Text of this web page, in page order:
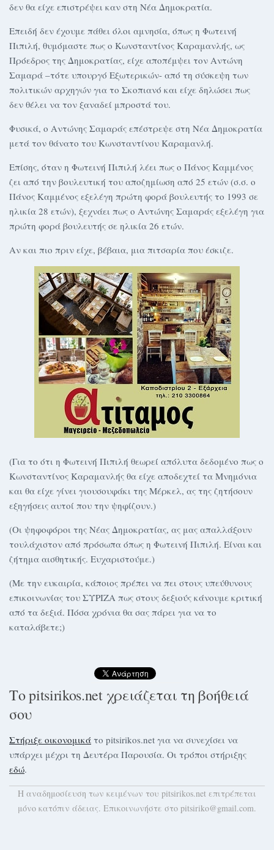
δεν θα είχε επιστρέψει καν στη Νέα Δημοκρατία.
Επειδή δεν έχουμε πάθει όλοι αμνησία, όπως η Φωτεινή
Πιπιλή, θυμόμαστε πως ο Κωνσταντίνος Καραμανλής, ως
Πρόεδρος της Δημοκρατίας, είχε αποπέμψει τον Αντώνη
Σαμαρά –τότε υπουργό Εξωτερικών- από τη σύσκεψη των
πολιτικών αρχηγών για το Σκοπιανό και είχε δηλώσει πως
δεν θέλει να τον ξαναδεί μπροστά του.
Φυσικά, ο Αντώνης Σαμαράς επέστρεψε στη Νέα Δημοκρατία
μετά τον θάνατο του Κωνσταντίνου Καραμανλή.
Επίσης, όταν η Φωτεινή Πιπιλή λέει πως ο Πάνος Καμμένος
ζει από την βουλευτική του αποζημίωση από 25 ετών (σ.σ. ο
Πάνος Καμμένος εξελέγη πρώτη φορά βουλευτής το 1993 σε
ηλικία 28 ετών), ξεχνάει πως ο Αντώνης Σαμαράς εξελέγη για
πρώτη φορά βουλευτής σε ηλικία 26 ετών.
Αν και πιο πριν είχε, βέβαια, μια πιτσαρία που έσκιζε.
(Για το ότι η Φωτεινή Πιπιλή θεωρεί απόλυτα δεδομένο πως ο
Κωνσταντίνος Καραμανλής θα είχε αποδεχτεί τα Μνημόνια
και θα είχε γίνει γιουσουφάκι της Μέρκελ, ας της ζητήσουν
εξηγήσεις αυτοί που την ψηφίζουν.)
(Οι ψηφοφόροι της Νέας Δημοκρατίας, ας μας απαλλάξουν
τουλάχιστον από πρόσωπα όπως η Φωτεινή Πιπιλή. Είναι και
ζήτημα αισθητικής. Ευχαριστούμε.)
(Με την ευκαιρία, κάποιος πρέπει να πει στους υπεύθυνους
επικοινωνίας του ΣΥΡΙΖΑ πως στους δεξιούς κάνουμε κριτική
από τα δεξιά. Πόσα χρόνια θα σας πάρει για να το
καταλάβετε;)
Το pitsirikos.net χρειάζεται τη βοήθειά
σου
Στήριξε οικονομικά το pitsirikos.net για να συνεχίσει να
υπάρχει μέχρι τη Δευτέρα Παρουσία. Οι τρόποι στήριξης
εδώ.
H αναδημοσίευση των κειμένων του pitsirikos.net επιτρέπεται
μόνο κατόπιν άδειας. Επικοινωνήστε στο pitsiriko@gmail.com.